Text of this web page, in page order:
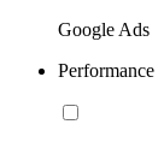
Google Ads
Performance